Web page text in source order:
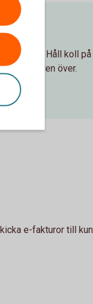
säkert. Håll koll
runt, världen över.
e-fakturor till